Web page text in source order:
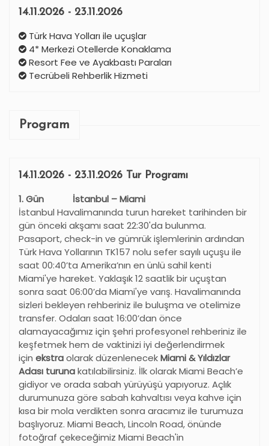
14.11.2026 - 23.11.2026
Türk Hava Yolları ile uçuşlar
4* Merkezi Otellerde Konaklama
Resort Fee ve Ayakbastı Paraları
Tecrübeli Rehberlik Hizmeti
Program
14.11.2026 - 23.11.2026 Tur Programı
1. Gün İstanbul – Miami
İstanbul Havalimanında turun hareket tarihinden bir
gün önceki akşamı saat 22:30'da bulunma.
Pasaport, check-in ve gümrük işlemlerinin ardından
Türk Hava Yollarının TK157 nolu sefer sayılı uçuşu ile
saat 00:40’ta Amerika’nın en ünlü sahil kenti
Miami'ye hareket. Yaklaşık 12 saatlik bir uçuştan
sonra saat 06:00’da Miami'ye varış. Havalimanında
sizleri bekleyen rehberiniz ile buluşma ve otelimize
transfer. Odaları saat 16:00’dan önce
alamayacağımız için şehri profesyonel rehberiniz ile
keşfetmek hem de vaktinizi iyi değerlendirmek
için ekstraolarak düzenlenecekMiami & Yıldızlar
Adası turunakatılabilirsiniz. İlk olarak Miami Beach’e
gidiyor ve orada sabah yürüyüşü yapıyoruz. Açlık
durumunuza göre sabah kahvaltısı veya kahve için
kısa bir mola verdikten sonra aracımız ile turumuza
başlıyoruz. Miami Beach, Lincoln Road, önünde
fotoğraf çekeceğimiz Miami Beach'in